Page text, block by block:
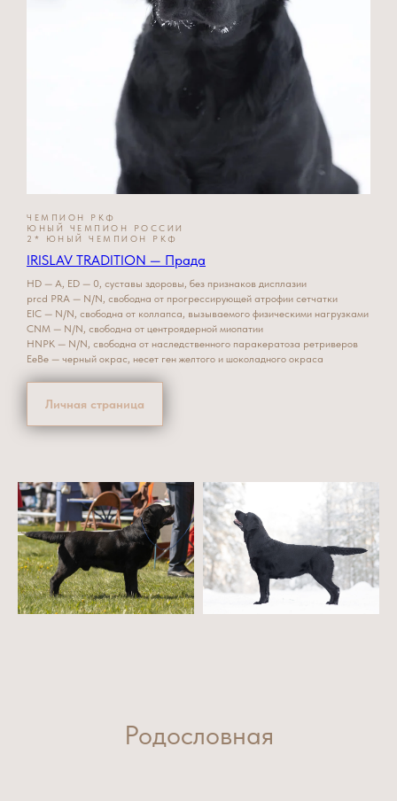
ЧЕМПИОН РКФ
ЮНЫЙ ЧЕМПИОН РОССИИ
2* ЮНЫЙ ЧЕМПИОН РКФ
IRISLAV TRADITION — Прада
HD — А, ED — 0, суставы здоровы, без признаков дисплазии
prcd PRA — N/N, свободна от прогрессирующей атрофии сетчатки
EIC — N/N, свободна от коллапса, вызываемого физическими нагрузками
CNM — N/N, свободна от центроядерной миопатии
HNPK — N/N, свободна от наследственного паракератоза ретриверов
EeBe — черный окрас, несет ген желтого и шоколадного окраса
Личная страница
Родословная